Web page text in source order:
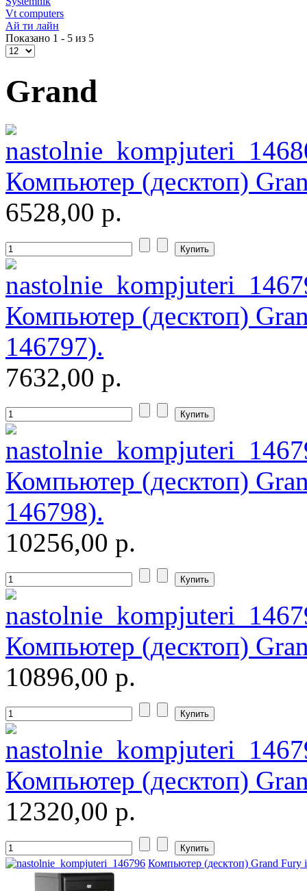
Roccat
Samsung
Senkatel
Smartpc
Solarwind
Sony
Speed-link
Steelseries
Supercomp (5)
Sven
Systemnik(3)
Texet
Toshiba
Trust
Tt esports
Verbatim
Viewsonic
Vt computers
Wexler
Wibtek
Zalman
Zotac
Ай ти лайн
Vt computers
Ай ти лайн
Показано 1 - 5 из 5
Grand
Компьютер (десктоп)
6528,00 р.
Компьютер (десктоп)
146797).
7632,00 р.
Компьютер (десктоп)
146798).
10256,00 р.
Компьютер (десктоп)
10896,00 р.
Компьютер (десктоп)
12320,00 р.
Компьютер (десктоп) Grand Fury